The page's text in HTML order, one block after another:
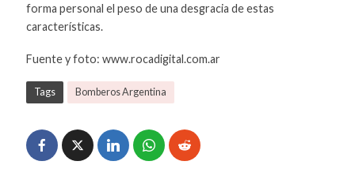
forma personal el peso de una desgracia de estas
características.
Fuente y foto: www.rocadigital.com.ar
Tags Bomberos Argentina